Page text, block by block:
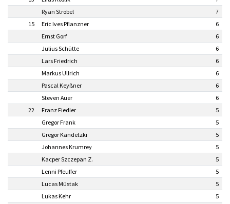
Ryan Strobel
7
15
Eric Ives Pflanzner
6
Ernst Gorf
6
Julius Schütte
6
Lars Friedrich
6
Markus Ullrich
6
Pascal Keyßner
6
Steven Auer
6
22
Franz Fiedler
5
Gregor Frank
5
Gregor Kandetzki
5
Johannes Krumrey
5
Kacper Szczepan Z.
5
Lenni Pfeuffer
5
Lucas Müstak
5
Lukas Kehr
5